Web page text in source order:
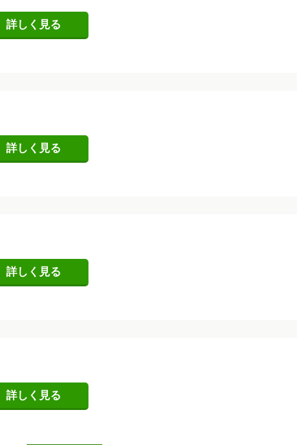
詳しく見る
詳しく見る
詳しく見る
詳しく見る